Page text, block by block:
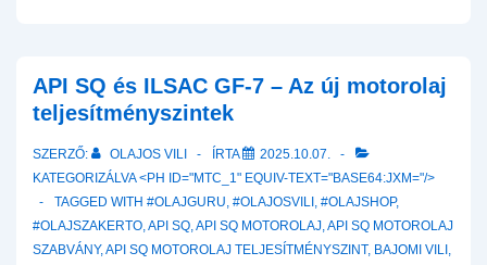
API SQ és ILSAC GF-7 – Az új motorolaj
teljesítményszintek
SZERZŐ: OLAJOS VILI ÍRTA
2025.10.07.
KATEGORIZÁLVA <PH ID="MTC_1" EQUIV-TEXT="BASE64:JXM="/>
TAGGED WITH #OLAJGURU, #OLAJOSVILI , #OLAJSHOP,
#OLAJSZAKERTO,API SQ,API SQ MOTOROLAJ,API SQ MOTOROLAJ
SZABVÁNY,API SQ MOTOROLAJ TELJESÍTMÉNYSZINT, BAJOMI VILI ,